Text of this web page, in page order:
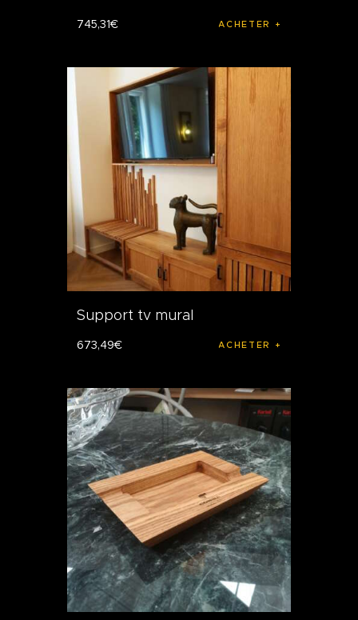
745,31€ ACHETER
Support tv mural
673,49€ ACHETER